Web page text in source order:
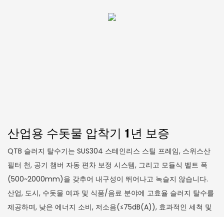
산업용 수돗물 압착기 1년 보증
QTB 슬러지 탈수기는 SUS304 스테인리스 스틸 프레임, 스위스산
필터 천, 공기 챔버 자동 편차 보정 시스템, 그리고 모듈식 벨트 폭
(500~2000mm)을 갖추어 내구성이 뛰어나고 녹슬지 않습니다.
산업, 도시, 수돗물 여과 및 식품/음료 분야에 고효율 슬러지 탈수를
제공하며, 낮은 에너지 소비, 저소음(≤75dB(A)), 효과적인 세척 및